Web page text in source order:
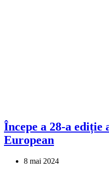
Începe a 28-a
European
8 mai 2024